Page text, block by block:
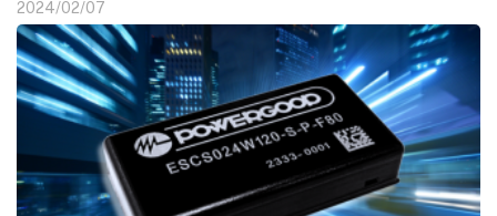
2024/02/07